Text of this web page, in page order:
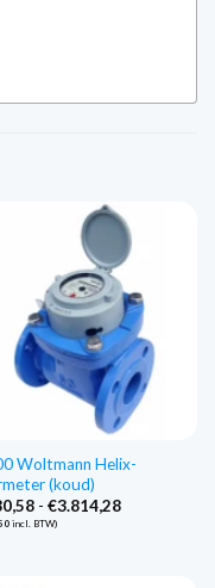
Woltmann Helix-
(koud)
- €3.814,28Prijsklasse:
incl. BTW)